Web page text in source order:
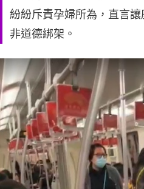
紛紛斥責孕婦所為，直言
非道德綁架。